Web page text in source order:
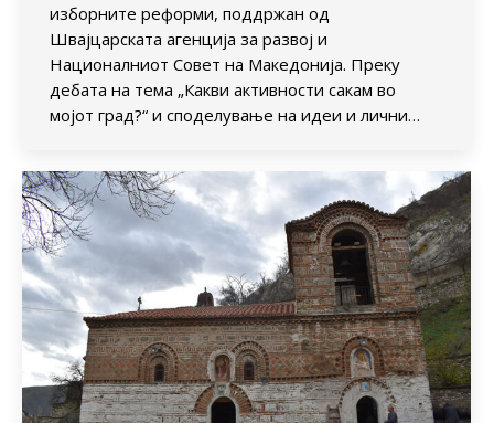
изборните реформи, поддржан од
Швајцарската агенција за развој и
Националниот Совет на Македонија. Преку
дебата на тема „Какви активности сакам во
мојот град?“ и споделување на идеи и лични…